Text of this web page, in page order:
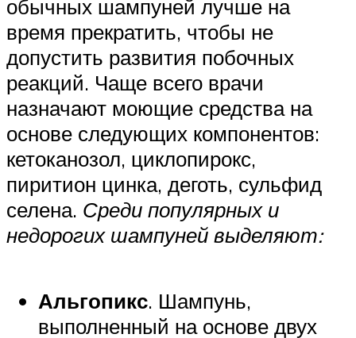
обычных шампуней лучше на
время прекратить, чтобы не
допустить развития побочных
реакций. Чаще всего врачи
назначают моющие средства на
основе следующих компонентов:
кетоканозол, циклопирокс,
пиритион цинка, деготь, сульфид
селена. Среди популярных и
недорогих шампуней выделяют:
Альгопикс. Шампунь,
выполненный на основе двух